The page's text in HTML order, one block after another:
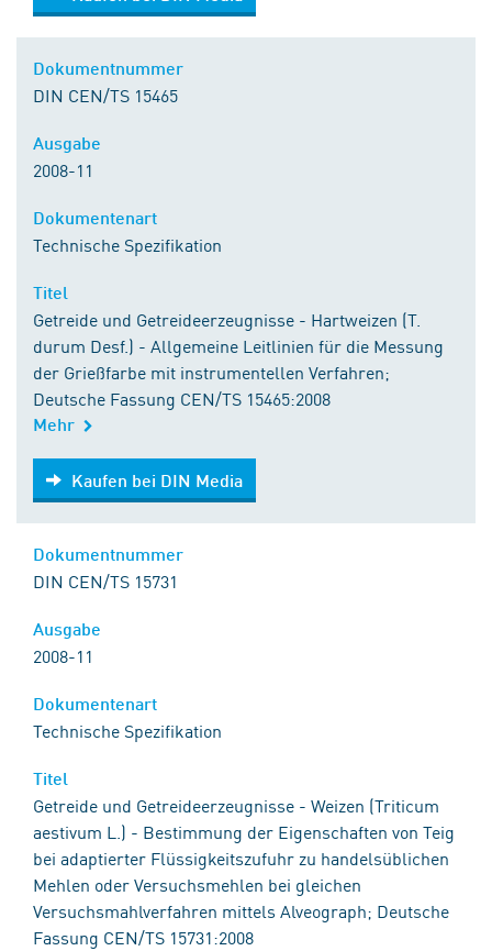
DIN CEN/TS 15465
2008-11
Technische Spezifikation
Getreide und Getreideerzeugnisse - Hartweizen (T.
durum Desf.) - Allgemeine Leitlinien für die Messung
der Grießfarbe mit instrumentellen Verfahren;
Deutsche Fassung CEN/TS 15465:2008
Mehr
Kaufen bei DIN Media
Kaufen bei DIN Media
DIN CEN/TS 15731
2008-11
Technische Spezifikation
Getreide und Getreideerzeugnisse - Weizen (Triticum
aestivum L.) - Bestimmung der Eigenschaften von Teig
bei adaptierter Flüssigkeitszufuhr zu handelsüblichen
Mehlen oder Versuchsmehlen bei gleichen
Versuchsmahlverfahren mittels Alveograph; Deutsche
Fassung CEN/TS 15731:2008